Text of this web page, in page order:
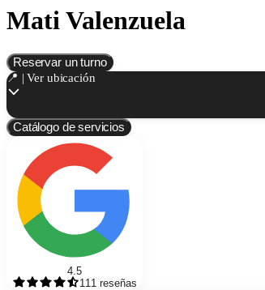
Mati Valenzuela
Reservar un turno
📍 | Ver ubicación
Catálogo de servicios
4.5
111 reseñas